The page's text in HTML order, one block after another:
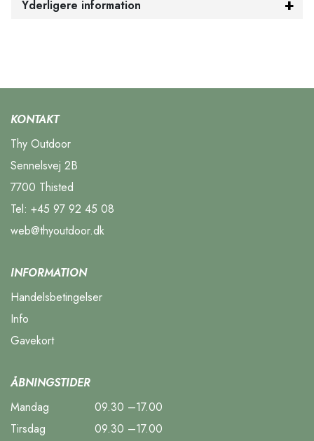
Yderligere information
KONTAKT
Thy Outdoor
Sennelsvej 2B
7700 Thisted
Tel: +45 97 92 45 08
web@thyoutdoor.dk
INFORMATION
Handelsbetingelser
Info
Gavekort
ÅBNINGSTIDER
Mandag
09.30 –17.00
Tirsdag
09.30 –17.00